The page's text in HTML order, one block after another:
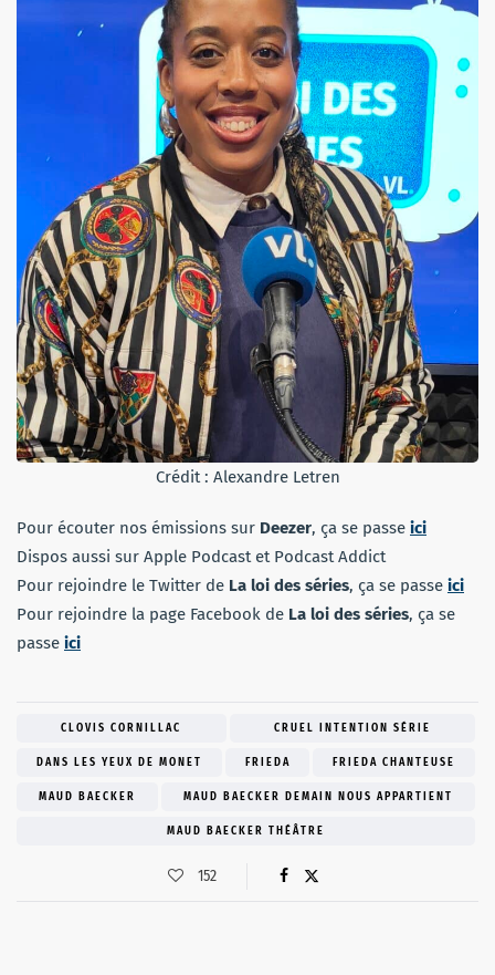
Crédit : Alexandre Letren
Pour écouter nos émissions sur Deezer, ça se passe ici
Dispos aussi sur Apple Podcast et Podcast Addict
Pour rejoindre le Twitter de La loi des séries, ça se passe ici
Pour rejoindre la page Facebook de La loi des séries, ça se
passe ici
CLOVIS CORNILLAC CRUEL INTENTION SÉRIE
DANS LES YEUX DE MONET FRIEDA FRIEDA CHANTEUSE
MAUD BAECKER MAUD BAECKER DEMAIN NOUS APPARTIENT
MAUD BAECKER THÉÂTRE
152